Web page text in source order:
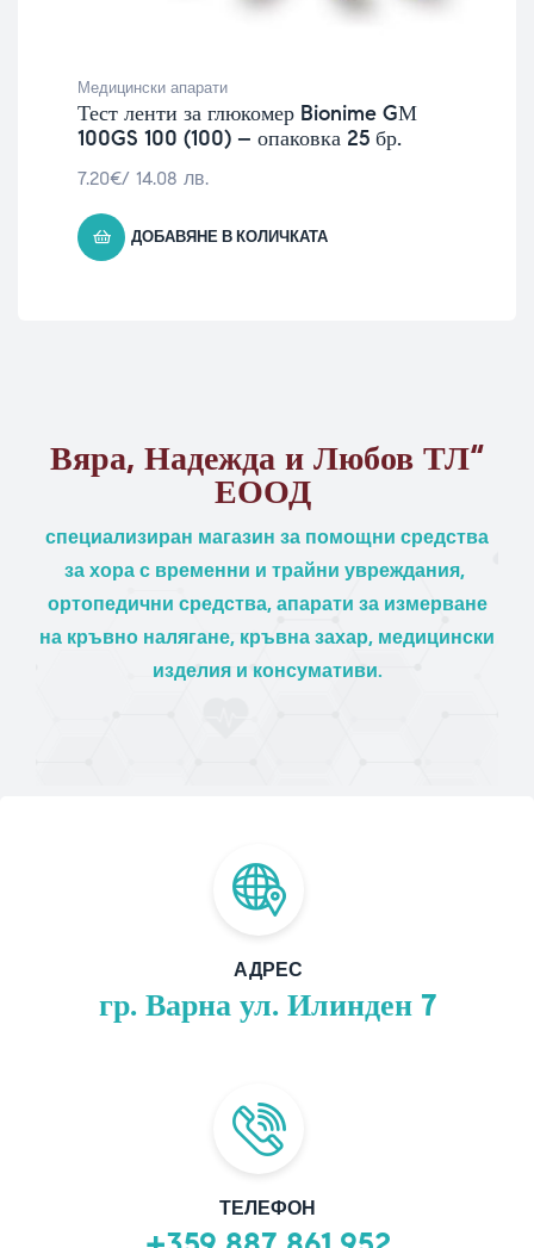
Медицински апарати
Тест ленти за глюкомер Bionime GМ
100GS 100 (100) – опаковка 25 бр.
7.20€/ 14.08 лв.
ДОБАВЯНЕ В КОЛИЧКАТА
Вяра, Надежда и Любов ТЛ“
ЕООД
специализиран магазин за помощни средства
за хора с временни и трайни увреждания,
ортопедични средства, апарати за измерване
на кръвно налягане, кръвна захар, медицински
изделия и консумативи.
АДРЕС
гр. Варна ул. Илинден 7
ТЕЛЕФОН